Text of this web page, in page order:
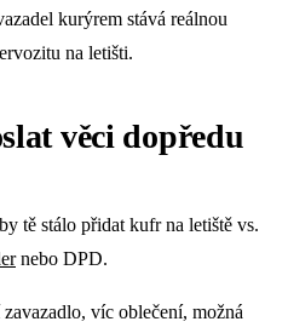
kurýrem stává reálnou
na letišti.
věci dopředu
tě stálo přidat kufr na letiště vs.
nebo DPD.
víc oblečení, možná